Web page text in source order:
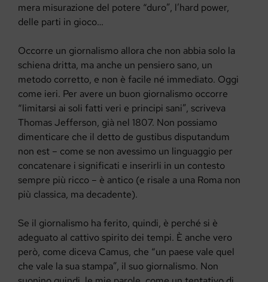
mera misurazione del potere “duro”, l’hard power,
delle parti in gioco…
Occorre un giornalismo allora che non abbia solo la
schiena dritta, ma anche un pensiero sano, un
metodo corretto, e non è facile né immediato. Oggi
come ieri. Per avere un buon giornalismo occorre
“limitarsi ai soli fatti veri e principi sani”, scriveva
Thomas Jefferson, già nel 1807. Non possiamo
dimenticare che il detto de gustibus disputandum
non est – come se non avessimo un linguaggio per
concatenare i significati e inserirli in un contesto
sempre più ricco – è antico (e risale a una Roma non
più classica, ma decadente).
Se il giornalismo ha ferito, quindi, è perché si è
adeguato al cattivo spirito dei tempi. È anche vero
però, come diceva Camus, che “un paese vale quel
che vale la sua stampa”, il suo giornalismo. Non